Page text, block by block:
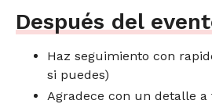
Después del
Haz seguimiento con
si puedes)
Agradece con un detalle